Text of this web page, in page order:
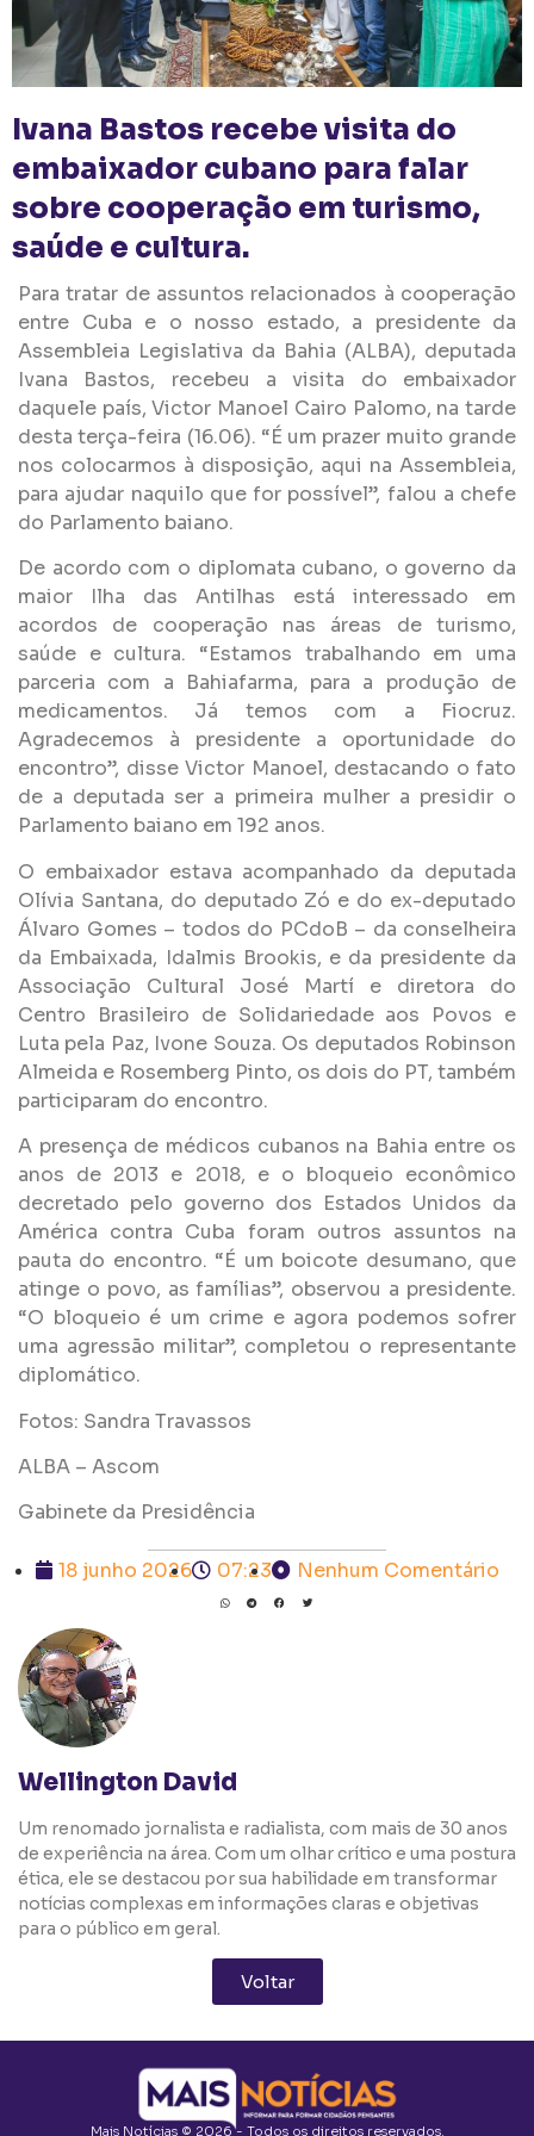
Ivana Bastos recebe visita do
embaixador cubano para falar
sobre cooperação em turismo,
saúde e cultura.
Para tratar de assuntos relacionados à cooperação
entre Cuba e o nosso estado, a presidente da
Assembleia Legislativa da Bahia (ALBA), deputada
Ivana Bastos, recebeu a visita do embaixador
daquele país, Victor Manoel Cairo Palomo, na tarde
desta terça-feira (16.06). “É um prazer muito grande
nos colocarmos à disposição, aqui na Assembleia,
para ajudar naquilo que for possível”, falou a chefe
do Parlamento baiano.
De acordo com o diplomata cubano, o governo da
maior Ilha das Antilhas está interessado em
acordos de cooperação nas áreas de turismo,
saúde e cultura. “Estamos trabalhando em uma
parceria com a Bahiafarma, para a produção de
medicamentos. Já temos com a Fiocruz.
Agradecemos à presidente a oportunidade do
encontro”, disse Victor Manoel, destacando o fato
de a deputada ser a primeira mulher a presidir o
Parlamento baiano em 192 anos.
O embaixador estava acompanhado da deputada
Olívia Santana, do deputado Zó e do ex-deputado
Álvaro Gomes – todos do PCdoB – da conselheira
da Embaixada, Idalmis Brookis, e da presidente da
Associação Cultural José Martí e diretora do
Centro Brasileiro de Solidariedade aos Povos e
Luta pela Paz, Ivone Souza. Os deputados Robinson
Almeida e Rosemberg Pinto, os dois do PT, também
participaram do encontro.
A presença de médicos cubanos na Bahia entre os
anos de 2013 e 2018, e o bloqueio econômico
decretado pelo governo dos Estados Unidos da
América contra Cuba foram outros assuntos na
pauta do encontro. “É um boicote desumano, que
atinge o povo, as famílias”, observou a presidente.
“O bloqueio é um crime e agora podemos sofrer
uma agressão militar”, completou o representante
diplomático.
Fotos: Sandra Travassos
ALBA – Ascom
Gabinete da Presidência
18 junho 2026 07:23 Nenhum Comentário
Wellington David
Um renomado jornalista e radialista, com mais de 30 anos
de experiência na área. Com um olhar crítico e uma postura
ética, ele se destacou por sua habilidade em transformar
notícias complexas em informações claras e objetivas
para o público em geral.
Voltar
Mais Notícias © 2026 - Todos os direitos reservados.